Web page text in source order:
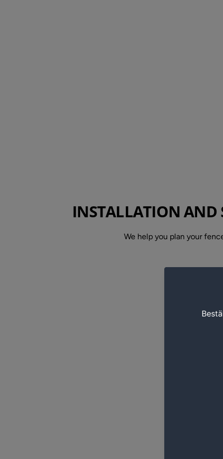
INSTALLATION AND
We help you plan your